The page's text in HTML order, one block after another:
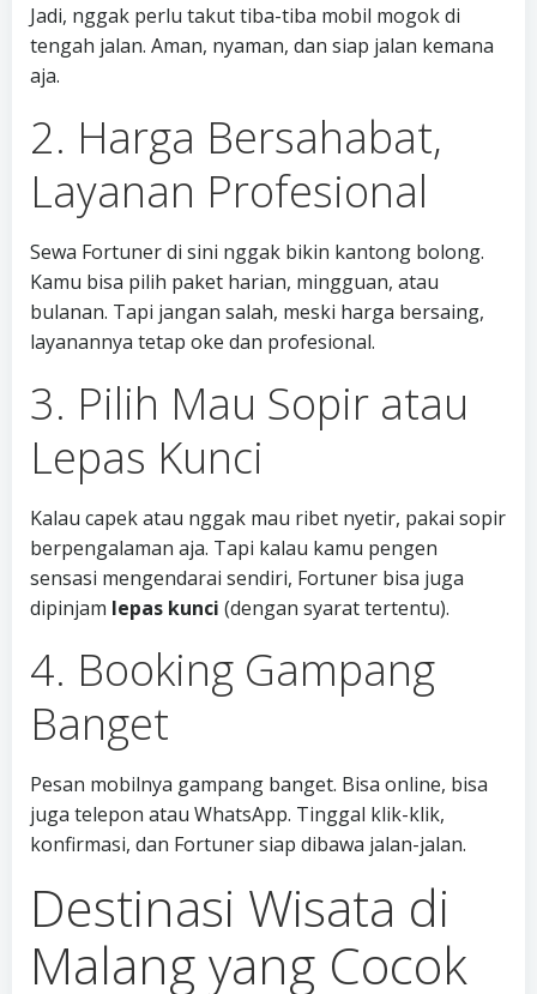
Jadi, nggak perlu takut tiba-tiba mobil mogok di
tengah jalan. Aman, nyaman, dan siap jalan kemana
aja.
2. Harga Bersahabat,
Layanan Profesional
Sewa Fortuner di sini nggak bikin kantong bolong.
Kamu bisa pilih paket harian, mingguan, atau
bulanan. Tapi jangan salah, meski harga bersaing,
layanannya tetap oke dan profesional.
3. Pilih Mau Sopir atau
Lepas Kunci
Kalau capek atau nggak mau ribet nyetir, pakai sopir
berpengalaman aja. Tapi kalau kamu pengen
sensasi mengendarai sendiri, Fortuner bisa juga
dipinjam lepas kunci (dengan syarat tertentu).
4. Booking Gampang
Banget
Pesan mobilnya gampang banget. Bisa online, bisa
juga telepon atau WhatsApp. Tinggal klik-klik,
konfirmasi, dan Fortuner siap dibawa jalan-jalan.
Destinasi Wisata di
Malang yang Cocok